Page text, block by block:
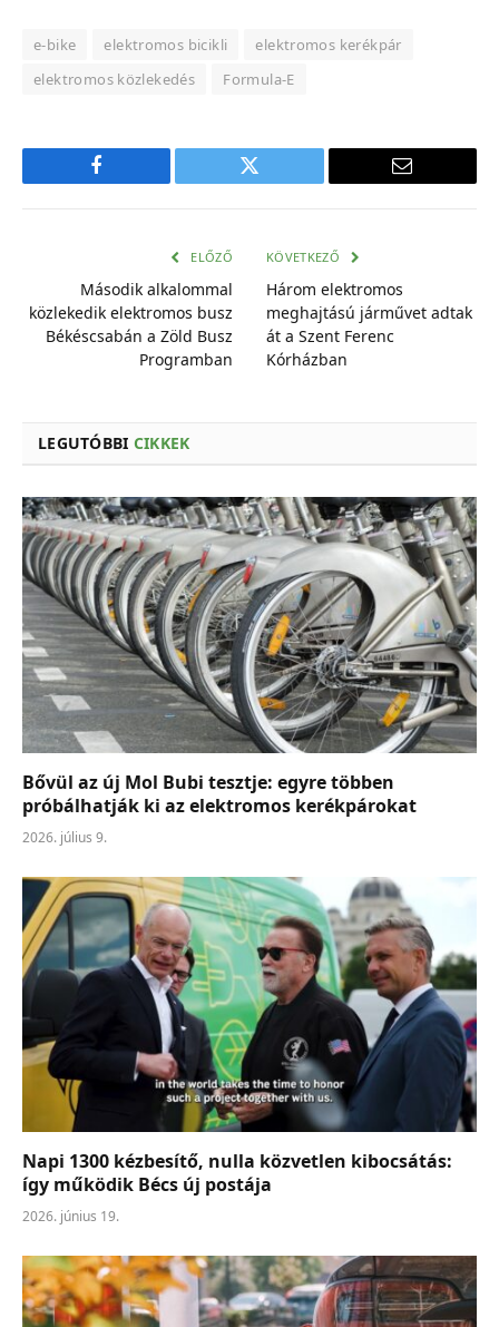
e-bike elektromos bicikli
elektromos kerékpár
elektromos közlekedés
Formula-E
Facebook Twitter
E-
ELŐZŐ
Második alkalommal
közlekedik elektromos busz
Békéscsabán a Zöld Busz
Programban
KÖVETKEZŐ
Három elektromos
meghajtású járművet adtak
át a Szent Ferenc
Kórházban
LEGUTÓBBI CIKKEK
Bővül az új Mol Bubi tesztje: egyre többen
próbálhatják ki az elektromos kerékpárokat
2026. július 9.
Napi 1300 kézbesítő, nulla közvetlen kibocsátás:
így működik Bécs új postája
2026. június 19.